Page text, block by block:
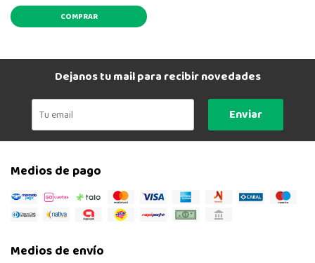
COMPRAR
Dejanos tu mail para recibir novedades
Enviar
Medios de pago
Medios de envío